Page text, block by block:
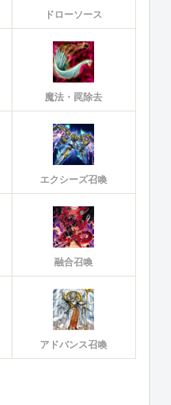
ドローソース
魔法・罠除去
エクシーズ召喚
融合召喚
アドバンス召喚